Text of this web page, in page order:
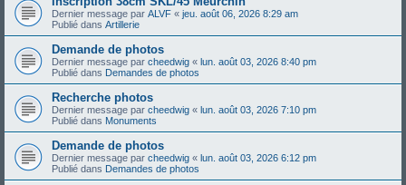
Dernier message par ALVF « jeu. août 06, 2026 8:29 am
Publié dans Artillerie
Demande de photos
Dernier message par cheedwig « lun. août 03, 2026 8:40 pm
Publié dans Demandes de photos
Recherche photos
Dernier message par cheedwig « lun. août 03, 2026 7:10 pm
Publié dans Monuments
Demande de photos
Dernier message par cheedwig « lun. août 03, 2026 6:12 pm
Publié dans Demandes de photos